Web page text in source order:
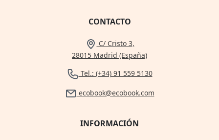
CONTACTO
C/ Cristo 3,
28015 Madrid (España)
Tel.: (+34) 91 559 5130
ecobook@ecobook.com
INFORMACIÓN